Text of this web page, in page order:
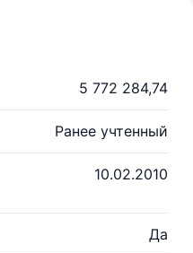
5 772 284,74
Ранее учтенный
10.02.2010
Да